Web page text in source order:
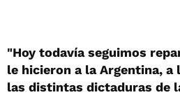
"Hoy todavía seguimos
le hicieron a la Argentina, a
las distintas dictaduras de